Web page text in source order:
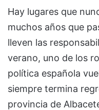
Hay lugares que
muchos años que
lleven las
verano, uno de los
política española
siempre termina
provincia de